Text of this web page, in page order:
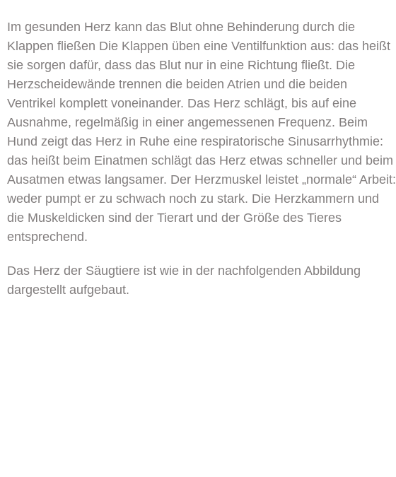
Im gesunden Herz kann das Blut ohne Behinderung durch die
Klappen fließen Die Klappen üben eine Ventilfunktion aus: das heißt
sie sorgen dafür, dass das Blut nur in eine Richtung fließt. Die
Herzscheidewände trennen die beiden Atrien und die beiden
Ventrikel komplett voneinander. Das Herz schlägt, bis auf eine
Ausnahme, regelmäßig in einer angemessenen Frequenz. Beim
Hund zeigt das Herz in Ruhe eine respiratorische Sinusarrhythmie:
das heißt beim Einatmen schlägt das Herz etwas schneller und beim
Ausatmen etwas langsamer. Der Herzmuskel leistet „normale“ Arbeit:
weder pumpt er zu schwach noch zu stark. Die Herzkammern und
die Muskeldicken sind der Tierart und der Größe des Tieres
entsprechend.
Das Herz der Säugtiere ist wie in der nachfolgenden Abbildung
dargestellt aufgebaut.